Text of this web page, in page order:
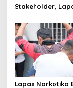
n
Stakeholder,
Laksanakan Ikrar
Pemasyarakatan
dari Halinar
Lapas Narkotika